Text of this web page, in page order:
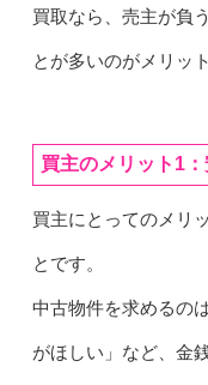
買取なら、売主が負
とが多いのがメリッ
買主のメリット1
買主にとってのメリ
とです。
中古物件を求めるの
がほしい」など、金